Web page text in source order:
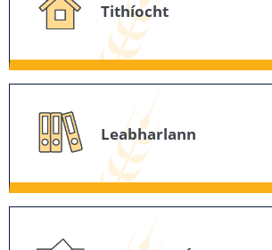
Tithíocht
Leabharlann